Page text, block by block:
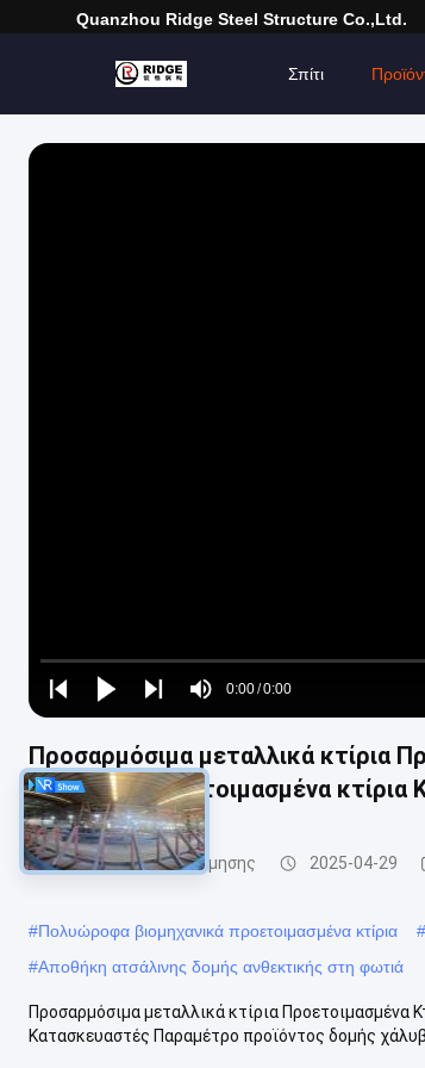
Quanzhou Ridge Steel Structure Co.,Ltd.
Σπίτι
Play
Play
Play
Mute
Time
0:00/0:00
Loaded:
0%
Προσαρμόσιμα μεταλλικά κτίρια
Γραφείων Προετοιμασμένα κτίρια
δομή χάλυβα οικοδόμησης 2025-04-29
#Πολυώροφα βιομηχανικά προετοιμασμένα κτίρια #
#Αποθήκη ατσάλινης δομής ανθεκτικής στη φωτιά
Προσαρμόσιμα μεταλλικά κτίρια Προετοιμασμένα
Κατασκευαστές Παραμέτρο προϊόντος δομής